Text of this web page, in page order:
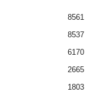
8561
8537
6170
2665
1803